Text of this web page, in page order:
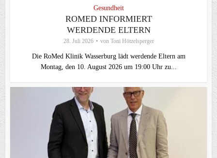
Gesundheit
ROMED INFORMIERT
WERDENDE ELTERN
28. Juli 2026 von Toni Hötzelsperger
Die RoMed Klinik Wasserburg lädt werdende Eltern am
Montag, den 10. August 2026 um 19:00 Uhr zu...